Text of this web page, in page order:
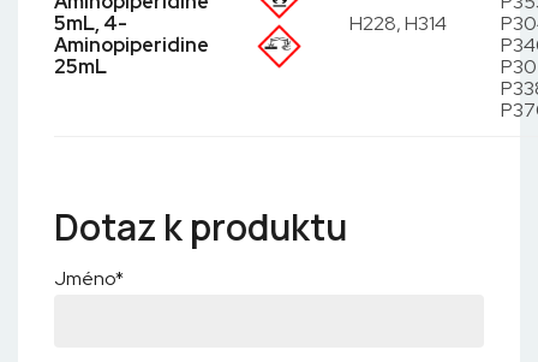
5mL, 4-
Aminopiperidine
25mL
H228, H314
Dotaz k produktu
Jméno*